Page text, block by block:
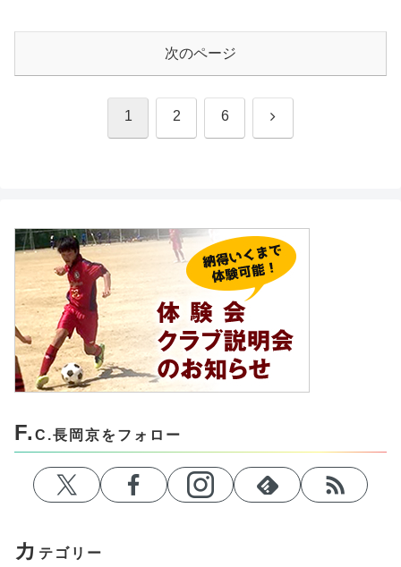
次のページ
1 2 6 次
F. C.長岡京をフォロー
カ テゴリー